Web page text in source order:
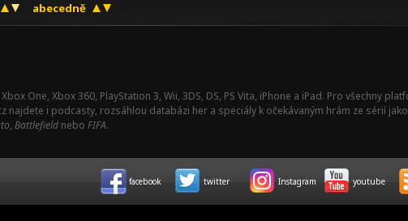
abecedně
Xbox One, Xbox 360, PlayStation 3, Wii, 3DS, DS, PS Vita, iPhone a iPad. Pro všechny
najdete i podcasty, rozsáhlou databázi her a speciály k očekávaným hrám ze sérií jako
, Battlefield nebo FIFA.
facebook twitter Instagram youtube